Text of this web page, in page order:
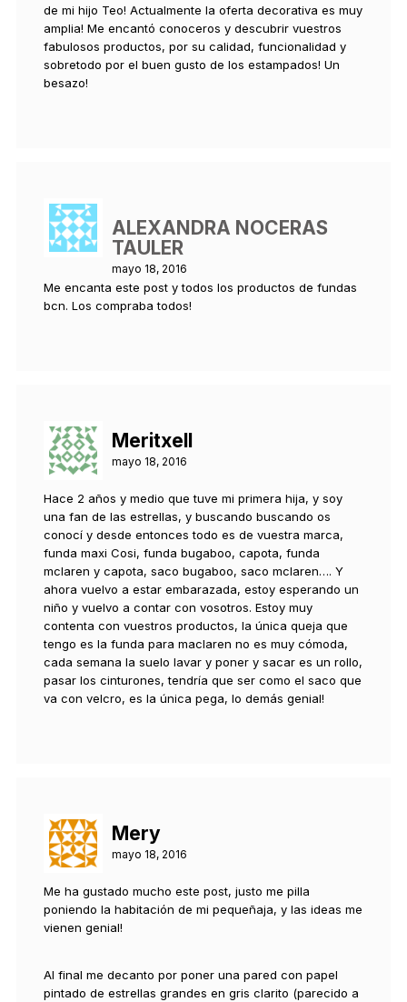
de mi hijo Teo! Actualmente la oferta decorativa es muy
amplia! Me encantó conoceros y descubrir vuestros
fabulosos productos, por su calidad, funcionalidad y
sobretodo por el buen gusto de los estampados! Un
besazo!
ALEXANDRA NOCERAS
TAULER
mayo 18, 2016
Me encanta este post y todos los productos de fundas
bcn. Los compraba todos!
Meritxell
mayo 18, 2016
Hace 2 años y medio que tuve mi primera hija, y soy
una fan de las estrellas, y buscando buscando os
conocí y desde entonces todo es de vuestra marca,
funda maxi Cosi, funda bugaboo, capota, funda
mclaren y capota, saco bugaboo, saco mclaren…. Y
ahora vuelvo a estar embarazada, estoy esperando un
niño y vuelvo a contar con vosotros. Estoy muy
contenta con vuestros productos, la única queja que
tengo es la funda para maclaren no es muy cómoda,
cada semana la suelo lavar y poner y sacar es un rollo,
pasar los cinturones, tendría que ser como el saco que
va con velcro, es la única pega, lo demás genial!
Mery
mayo 18, 2016
Me ha gustado mucho este post, justo me pilla
poniendo la habitación de mi pequeñaja, y las ideas me
vienen genial!
Al final me decanto por poner una pared con papel
pintado de estrellas grandes en gris clarito (parecido a